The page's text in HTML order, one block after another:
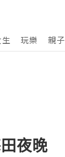
玩樂 親子
夜晚